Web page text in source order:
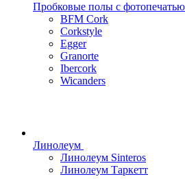
Пробковые полы с фотопечатью
BFM Cork
Corkstyle
Egger
Granorte
Ibercork
Wicanders
Линолеум
Линолеум Sinteros
Линолеум Таркетт